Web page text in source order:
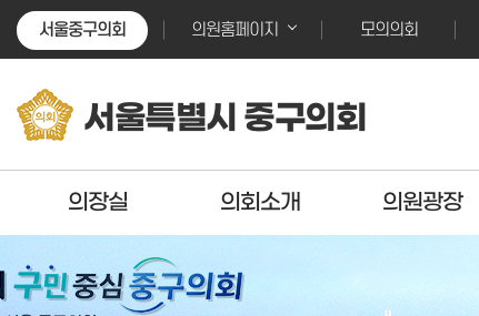
본문바로가기
본문바로가기
서울중구의회 의원홈페이지 모의의회
서울특별시 중구의회
의장실 의회소개 의원광장